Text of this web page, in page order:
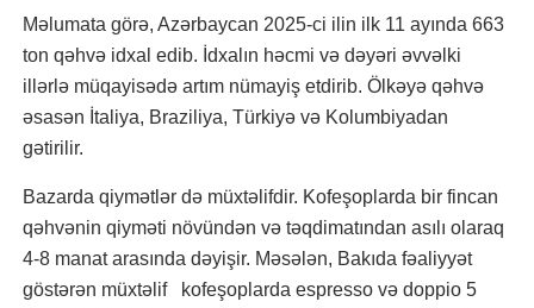
Məlumata görə, Azərbaycan 2025-ci ilin ilk 11 ayında 663
ton qəhvə idxal edib. İdxalın həcmi və dəyəri əvvəlki
illərlə müqayisədə artım nümayiş etdirib. Ölkəyə qəhvə
əsasən İtaliya, Braziliya, Türkiyə və Kolumbiyadan
gətirilir.
Bazarda qiymətlər də müxtəlifdir. Kofeşoplarda bir fincan
qəhvənin qiyməti növündən və təqdimatından asılı olaraq
4-8 manat arasında dəyişir. Məsələn, Bakıda fəaliyyət
göstərən müxtəlif kofeşoplarda espresso və doppio 5